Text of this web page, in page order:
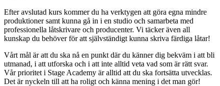
Efter avslutad kurs kommer du ha verktygen att göra egna mindre
produktioner samt kunna gå in i en studio och samarbeta med
professionella låtskrivare och producenter. Vi täcker även all
kunskap du behöver för att självständigt kunna skriva färdiga låtar!
Vårt mål är att du ska nå en punkt där du känner dig bekväm i att bli
utmanad, i att utforska och i att inte alltid veta vad som är rätt svar.
Vår prioritet i Stage Academy är alltid att du ska fortsätta utvecklas.
Det är nyckeln till att ha roligt och känna mening i det man gör!